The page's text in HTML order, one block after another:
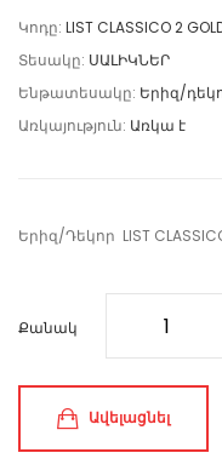
Կոդը: LIST CLASSICO 2
Տեսակը: ՍԱԼԻԿՆԵՐ
Ենթատեսակը: Երիզ/
Առկայություն: Առկա է
Երիզ/Դեկոր LIST
Քանակ
Ավելացնել